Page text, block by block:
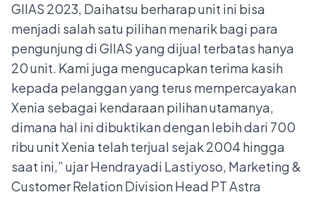
GIIAS 2023, Daihatsu berharap unit ini bisa
menjadi salah satu pilihan menarik bagi para
pengunjung di GIIAS yang dijual terbatas hanya
20 unit. Kami juga mengucapkan terima kasih
kepada pelanggan yang terus mempercayakan
Xenia sebagai kendaraan pilihan utamanya,
dimana hal ini dibuktikan dengan lebih dari 700
ribu unit Xenia telah terjual sejak 2004 hingga
saat ini,” ujar Hendrayadi Lastiyoso, Marketing &
Customer Relation Division Head PT Astra